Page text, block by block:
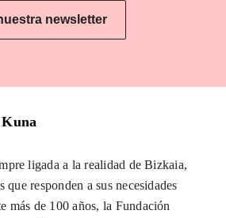
newsletter
ligada a la realidad de Bizkaia,
responden a sus necesidades
más de 100 años, la Fundación